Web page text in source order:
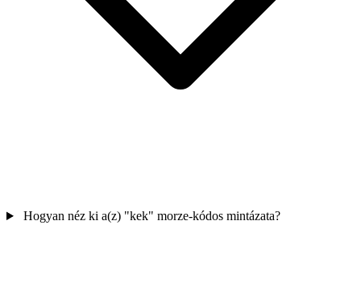
Hogyan néz ki a(z) "kek" morze-kódos mintázata?